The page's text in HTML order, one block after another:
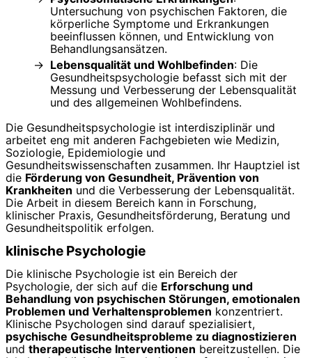
Untersuchung von psychischen Faktoren, die
körperliche Symptome und Erkrankungen
beeinflussen können, und Entwicklung von
Behandlungsansätzen.
Lebensqualität und Wohlbefinden: Die
Gesundheitspsychologie befasst sich mit der
Messung und Verbesserung der Lebensqualität
und des allgemeinen Wohlbefindens.
Die Gesundheitspsychologie ist interdisziplinär und
arbeitet eng mit anderen Fachgebieten wie Medizin,
Soziologie, Epidemiologie und
Gesundheitswissenschaften zusammen. Ihr Hauptziel ist
die Förderung von Gesundheit, Prävention von
Krankheiten und die Verbesserung der Lebensqualität.
Die Arbeit in diesem Bereich kann in Forschung,
klinischer Praxis, Gesundheitsförderung, Beratung und
Gesundheitspolitik erfolgen.
klinische Psychologie
Die klinische Psychologie ist ein Bereich der
Psychologie, der sich auf die Erforschung und
Behandlung von psychischen Störungen, emotionalen
Problemen und Verhaltensproblemen konzentriert.
Klinische Psychologen sind darauf spezialisiert,
psychische Gesundheitsprobleme zu diagnostizieren
und therapeutische Interventionen bereitzustellen. Die